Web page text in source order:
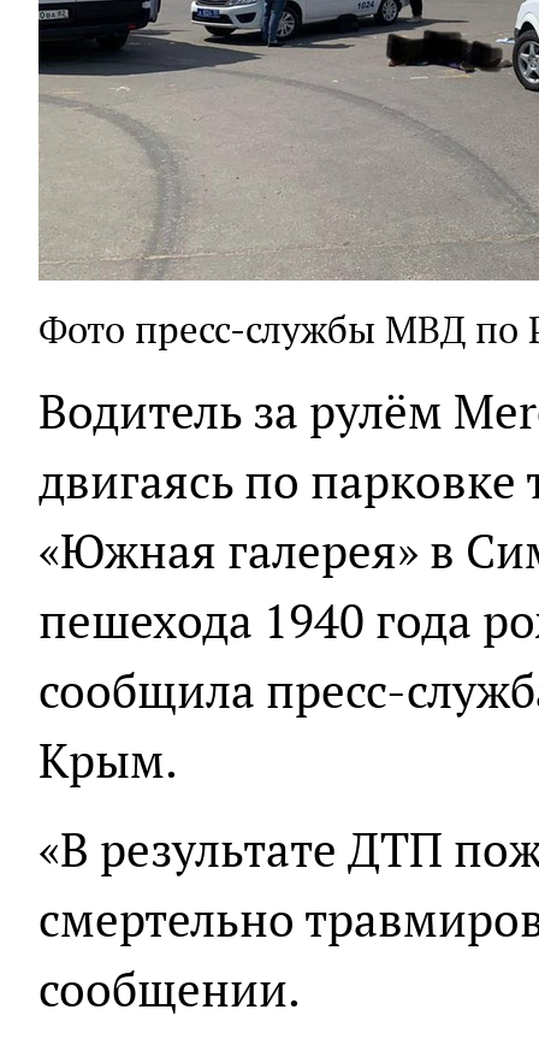
Фото пресс-службы МВД по
Водитель за рулём
двигаясь по парковке
«Южная галерея» в
пешехода 1940 года
сообщила пресс-
Крым.
«В результате ДТП
смертельно
сообщении.